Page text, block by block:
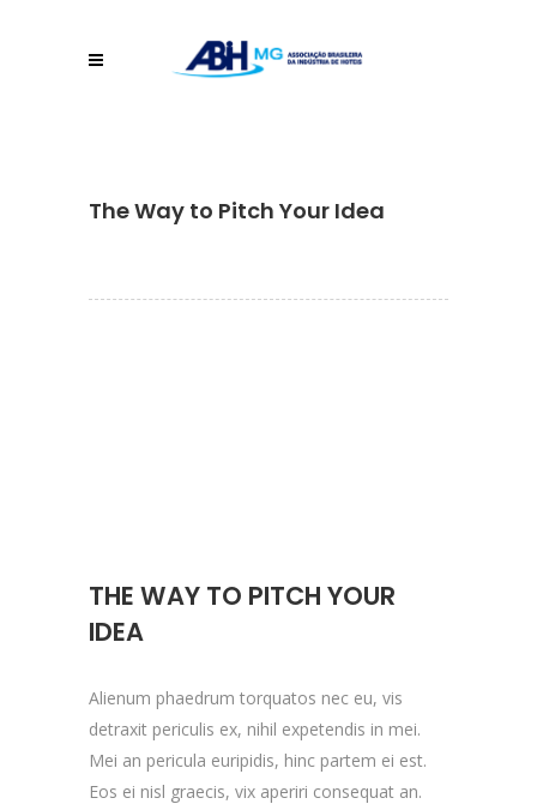
The Way to Pitch Your Idea
THE WAY TO PITCH YOUR
IDEA
Alienum phaedrum torquatos nec eu, vis
detraxit periculis ex, nihil expetendis in mei.
Mei an pericula euripidis, hinc partem ei est.
Eos ei nisl graecis, vix aperiri consequat an.